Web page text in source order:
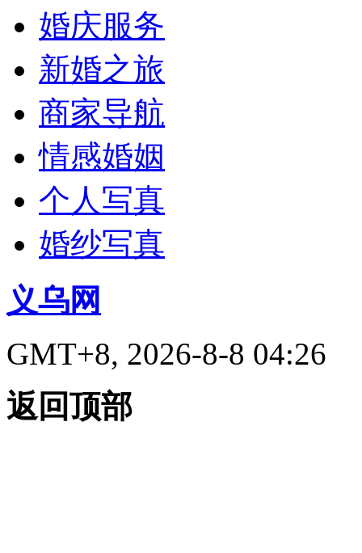
婚庆服务
新婚之旅
商家导航
情感婚姻
个人写真
婚纱写真
义乌网
GMT+8, 2026-8-8 04:26
返回顶部